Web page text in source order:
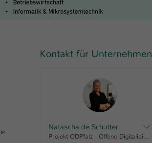
Kontakt für Unternehmen
Natascha de Schutter
Projekt ODPfalz - Offene Digitalisierungsallianz für die Pfalz